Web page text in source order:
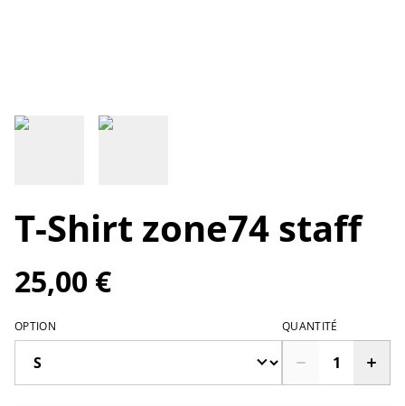
T-Shirt zone74 staff
25,00 €
OPTION QUANTITÉ